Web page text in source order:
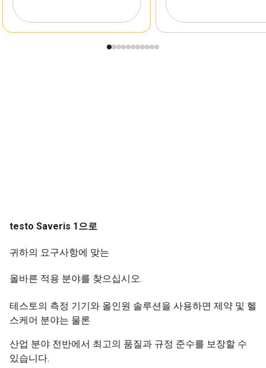
testo Saveris 1으로
귀하의 요구사항에 맞는
올바른 적용 분야를 찾으십시오.
테스토의 측정 기기와 올인원 솔루션을 사용하면 제약 및 헬
스케어 분야는 물론
산업 분야 전반에서 최고의 품질과 규정 준수를 보장할 수
있습니다.